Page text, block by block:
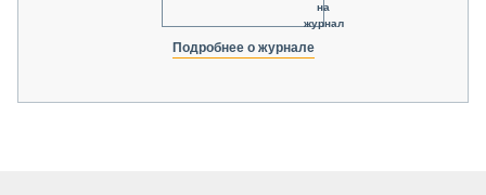
на
журнал
Подробнее о журнале